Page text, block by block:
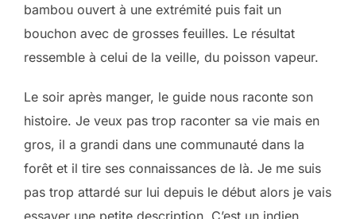
bambou ouvert à une extrémité puis fait un
bouchon avec de grosses feuilles. Le résultat
ressemble à celui de la veille, du poisson vapeur.
Le soir après manger, le guide nous raconte son
histoire. Je veux pas trop raconter sa vie mais en
gros, il a grandi dans une communauté dans la
forêt et il tire ses connaissances de là. Je me suis
pas trop attardé sur lui depuis le début alors je vais
essayer une petite description. C’est un indien